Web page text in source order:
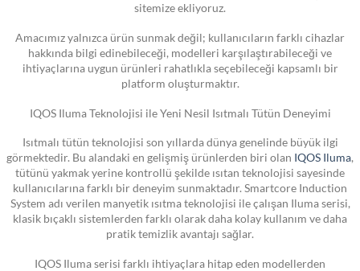
sitemize ekliyoruz.
Amacımız yalnızca ürün sunmak değil; kullanıcıların farklı cihazlar
hakkında bilgi edinebileceği, modelleri karşılaştırabileceği ve
ihtiyaçlarına uygun ürünleri rahatlıkla seçebileceği kapsamlı bir
platform oluşturmaktır.
IQOS Iluma Teknolojisi ile Yeni Nesil Isıtmalı Tütün Deneyimi
Isıtmalı tütün teknolojisi son yıllarda dünya genelinde büyük ilgi
görmektedir. Bu alandaki en gelişmiş ürünlerden biri olan IQOS Iluma,
tütünü yakmak yerine kontrollü şekilde ısıtan teknolojisi sayesinde
kullanıcılarına farklı bir deneyim sunmaktadır. Smartcore Induction
System adı verilen manyetik ısıtma teknolojisi ile çalışan Iluma serisi,
klasik bıçaklı sistemlerden farklı olarak daha kolay kullanım ve daha
pratik temizlik avantajı sağlar.
IQOS Iluma serisi farklı ihtiyaçlara hitap eden modellerden